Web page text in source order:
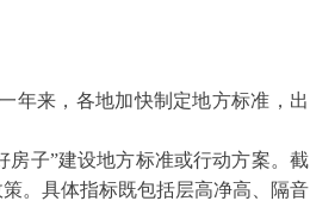
年来，各地加快制定地方标准，出
房子”建设地方标准或行动方案。截
。具体指标既包括层高净高、隔音